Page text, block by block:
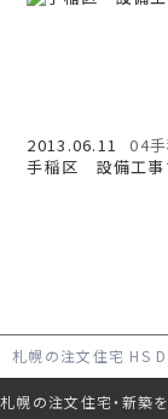
2013.06.11
04
手稲区 設備工事
札幌の注文住宅 HS
札幌の注文住宅・新築